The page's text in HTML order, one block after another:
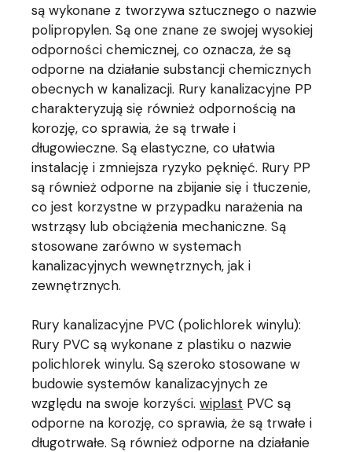
są wykonane z tworzywa sztucznego o nazwie
polipropylen. Są one znane ze swojej wysokiej
odporności chemicznej, co oznacza, że są
odporne na działanie substancji chemicznych
obecnych w kanalizacji. Rury kanalizacyjne PP
charakteryzują się również odpornością na
korozję, co sprawia, że są trwałe i
długowieczne. Są elastyczne, co ułatwia
instalację i zmniejsza ryzyko pęknięć. Rury PP
są również odporne na zbijanie się i tłuczenie,
co jest korzystne w przypadku narażenia na
wstrząsy lub obciążenia mechaniczne. Są
stosowane zarówno w systemach
kanalizacyjnych wewnętrznych, jak i
zewnętrznych.
Rury kanalizacyjne PVC (polichlorek winylu):
Rury PVC są wykonane z plastiku o nazwie
polichlorek winylu. Są szeroko stosowane w
budowie systemów kanalizacyjnych ze
względu na swoje korzyści.wiplast PVC są
odporne na korozję, co sprawia, że są trwałe i
długotrwałe. Są również odporne na działanie